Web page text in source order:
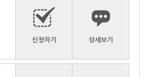
상세보기
신청하기